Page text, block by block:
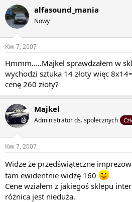
alfasound_mania
Nowy
Kwi 7, 2007
Hmmm.....Majkel sprawdzałem w
wychodzi sztuka 14 złoty więc
cenę 260 złoty?
Majkel
Administrator ds. społecznych
Kwi 7, 2007
Widze że przedświąteczne
tam ewidentnie widzę 160
Cene wziałem z jakiegoś sklepu
różnica jest nieduża.